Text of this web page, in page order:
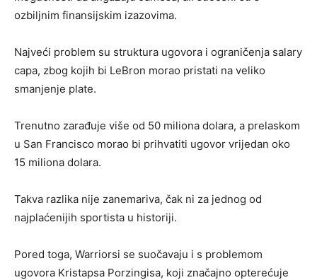
ozbiljnim finansijskim izazovima.
Najveći problem su struktura ugovora i ograničenja salary
capa, zbog kojih bi LeBron morao pristati na veliko
smanjenje plate.
Trenutno zarađuje više od 50 miliona dolara, a prelaskom
u San Francisco morao bi prihvatiti ugovor vrijedan oko
15 miliona dolara.
Takva razlika nije zanemariva, čak ni za jednog od
najplaćenijih sportista u historiji.
Pored toga, Warriorsi se suočavaju i s problemom
ugovora Kristapsa Porzingisa, koji značajno opterećuje